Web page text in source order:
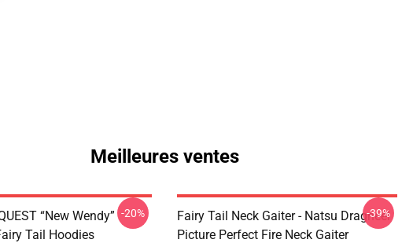
Meilleures ventes
“New Wendy”
Tail Hoodies
-20%
Fairy Tail Neck Gaiter - Natsu Dragneel
Picture Perfect Fire Neck Gaiter
-39%